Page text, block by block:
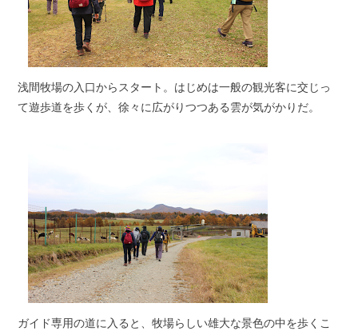
浅間牧場の入口からスタート。はじめは一般の観光客に交じっ
て遊歩道を歩くが、徐々に広がりつつある雲が気がかりだ。
ガイド専用の道に入ると、牧場らしい雄大な景色の中を歩くこ